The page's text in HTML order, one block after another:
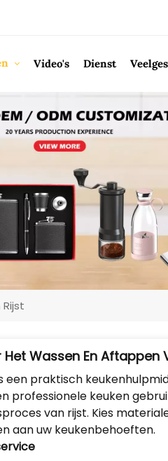
Video's Dienst
Wassen En Aftappen
een praktisch
professionele keuken
van rijst. Kies
aan uw keukenbehoeften.